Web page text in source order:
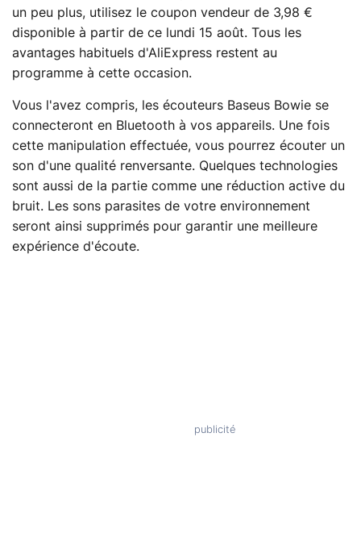
un peu plus, utilisez le coupon vendeur de 3,98 €
disponible à partir de ce lundi 15 août. Tous les
avantages habituels d'AliExpress restent au
programme à cette occasion.
Vous l'avez compris, les écouteurs Baseus Bowie se
connecteront en Bluetooth à vos appareils. Une fois
cette manipulation effectuée, vous pourrez écouter un
son d'une qualité renversante. Quelques technologies
sont aussi de la partie comme une réduction active du
bruit. Les sons parasites de votre environnement
seront ainsi supprimés pour garantir une meilleure
expérience d'écoute.